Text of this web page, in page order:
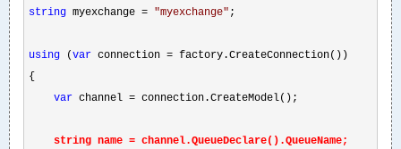
string myexchange = "myexchange" ;
using (var connection = factory.CreateConnection())
{
var channel =
string name = channel.QueueDeclare().QueueName;